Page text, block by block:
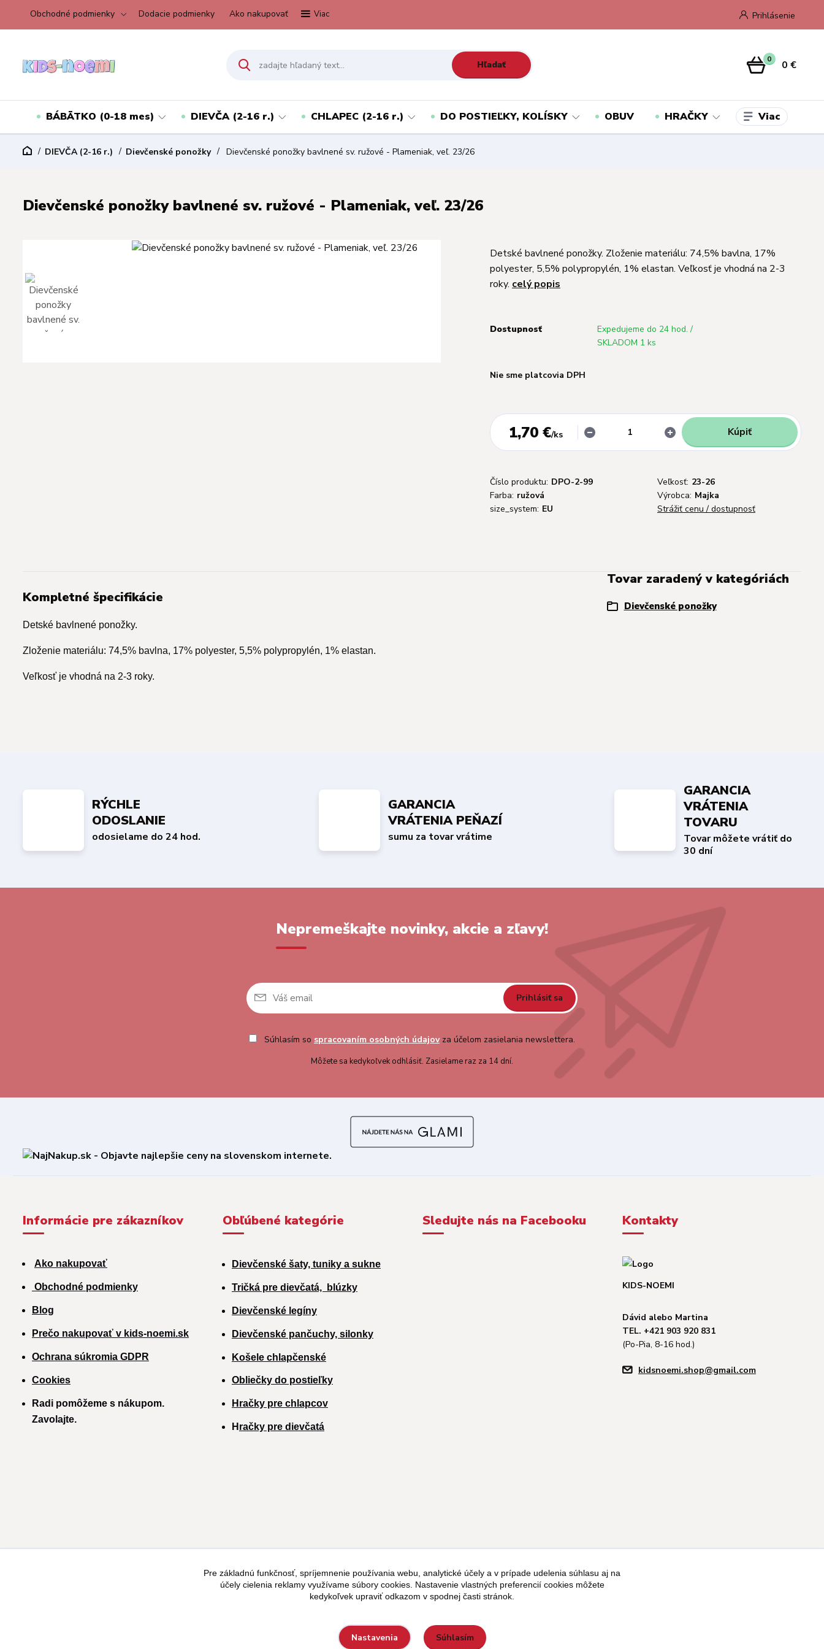
Obchodné podmienky Dodacie podmienky Ako nakupovať Viac Prihlásenie
Hľadať 0 0 €
BÁBÄTKO (0-18 mes) DIEVČA (2-16 r.) CHLAPEC (2-16 r.) DO POSTIEĽKY, KOLÍSKY OBUV HRAČKY Viac
DIEVČA (2-16 r.) Dievčenské ponožky Dievčenské ponožky bavlnené sv. ružové - Plameniak, veľ. 23/26
Dievčenské ponožky bavlnené sv. ružové - Plameniak, veľ. 23/26
Detské bavlnené ponožky. Zloženie materiálu: 74,5% bavlna, 17%
polyester, 5,5% polypropylén, 1% elastan. Veľkosť je vhodná na 2-3
roky. celý popis
Dostupnosť
Expedujeme do 24 hod. /
SKLADOM 1 ks
Nie sme platcovia DPH
1,70 €/ks Kúpiť
Číslo produktu: DPO-2-99 Veľkosť: 23-26
Farba: ružová Výrobca: Majka
size_system: EU Strážiť cenu / dostupnosť
Kompletné špecifikácie
Detské bavlnené ponožky.
Zloženie materiálu: 74,5% bavlna, 17% polyester, 5,5% polypropylén, 1% elastan.
Veľkosť je vhodná na 2-3 roky.
Tovar zaradený v kategóriách
Dievčenské ponožky
RÝCHLE
ODOSLANIE
odosielame do 24 hod.
GARANCIA
VRÁTENIA PEŇAZÍ
sumu za tovar vrátime
GARANCIA
VRÁTENIA
TOVARU
Tovar môžete vrátiť do
30 dní
Nepremeškajte novinky, akcie a zľavy!
Prihlásiť sa
Súhlasím so spracovaním osobných údajovza účelom zasielania newslettera.
Môžete sa kedykoľvek odhlásiť. Zasielame raz za 14 dní.
Informácie pre zákazníkov
Ako nakupovať
Obchodné podmienky
Blog
Prečo nakupovať v kids-noemi.sk
Ochrana súkromia GDPR
Cookies
Radi pomôžeme s nákupom.
Zavolajte.
Obľúbené kategórie
Dievčenské šaty, tuniky a sukne
Tričká pre dievčatá, blúzky
Dievčenské legíny
Dievčenské pančuchy, silonky
Košele chlapčenské
Obliečky do postieľky
Hračky pre chlapcov
H račky pre dievčatá
Sledujte nás na Facebooku Kontakty
KIDS-NOEMI
Dávid alebo Martina
TEL. +421 903 920 831
(Po-Pia, 8-16 hod.)
kidsnoemi.shop@gmail.com
Pre základnú funkčnosť, spríjemnenie používania webu, analytické účely a v prípade udelenia súhlasu aj na
účely cielenia reklamy využívame súbory cookies. Nastavenie vlastných preferencií cookies môžete
kedykoľvek upraviť odkazom v spodnej časti stránok.
Nastavenia Súhlasím